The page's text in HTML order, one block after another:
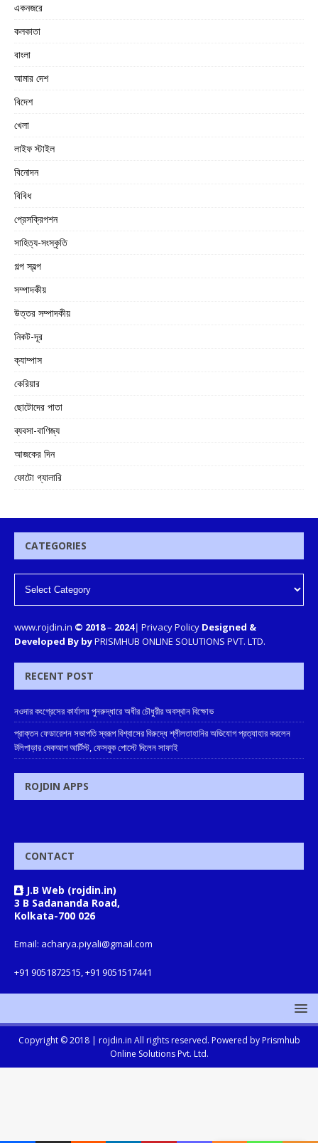
একনজরে
কলকাতা
বাংলা
আমার দেশ
বিদেশ
খেলা
লাইফ স্টাইল
বিনোদন
বিবিধ
প্রেসক্রিপশন
সাহিত্য-সংস্কৃতি
গল্প স্বল্প
সম্পাদকীয়
উত্তর সম্পাদকীয়
নিকট-দূর
ক্যাম্পাস
কেরিয়ার
ছোটোদের পাতা
ব্যবসা-বাণিজ্য
আজকের দিন
ফোটো গ্যালারি
CATEGORIES
www.rojdin.in © 2018– 2024| Privacy Policy Designed &
Developed By byPRISMHUB ONLINE SOLUTIONS PVT. LTD.
RECENT POST
নওদার কংগ্রেসের কার্যালয় পুনরুদ্ধারে অধীর চৌধুরীর অবস্থান বিক্ষোভ
প্রাক্তন ফেডারেশন সভাপতি স্বরূপ বিশ্বাসের বিরুদ্ধে শ্লীলতাহানির অভিযোগ প্রত্যাহার করলেন
টলিপাড়ার মেকআপ আর্টিস্ট, ফেসবুক পোস্টে দিলেন সাফাই
ROJDIN APPS
CONTACT
J.B Web (rojdin.in)
3 B Sadananda Road,
Kolkata-700 026
Email: acharya.piyali@gmail.com
+91 9051872515, +91 9051517441
Copyright © 2018 | rojdin.in All rights reserved. Powered by Prismhub
Online Solutions Pvt. Ltd.